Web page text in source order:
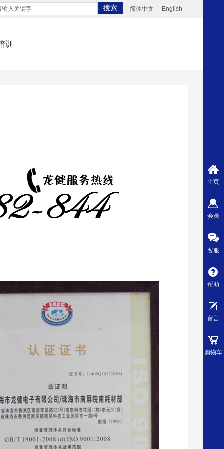
简体中文 English
训
搜索
主页
会员
客服
帮助
留言
购物车